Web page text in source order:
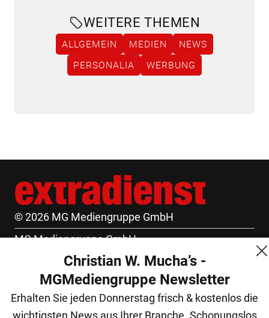
WEITERE THEMEN
ALLGEMEIN MEDIEN
NEWS
PERSONALIA
WERBUNG
© 2026 MG Mediengruppe GmbH
MG Mediengruppe GmbH
Burgring 1/7
1010 Wien
+43 (1) 522 14 14
Christian W. Mucha’s -
MGMediengruppe Newsletter
Erhalten Sie jeden Donnerstag frisch & kostenlos die
wichtigsten News aus Ihrer Branche. Schonungslos